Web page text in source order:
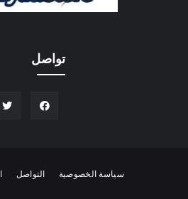
تواصل
سياسة الخصوصية التواصل